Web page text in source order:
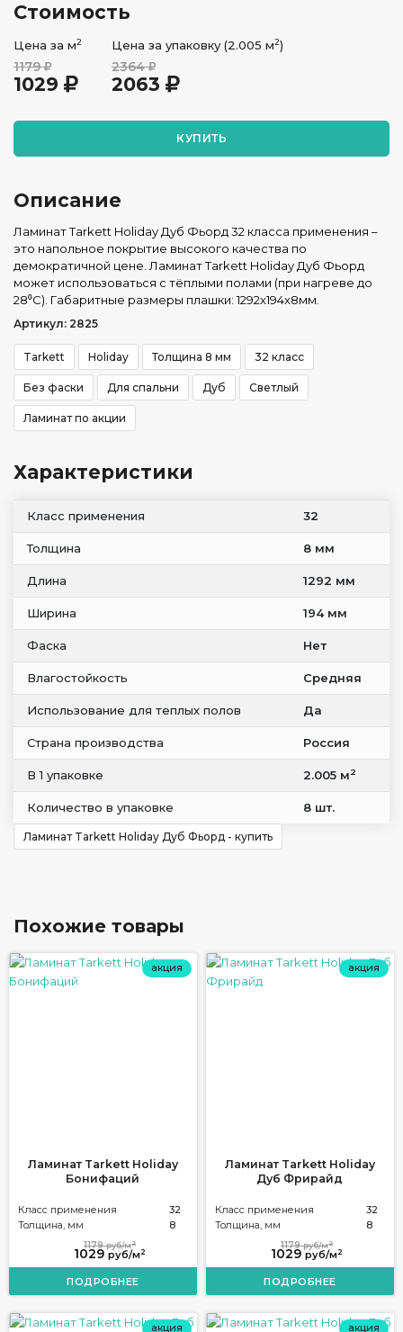
Стоимость
Цена за м2
1179
1029
Цена за упаковку (2.005 м2)
2364
2063
КУПИТЬ
Описание
Ламинат Tarkett Holiday Дуб Фьорд 32 класса применения –
это напольное покрытие высокого качества по
демократичной цене. Ламинат Tarkett Holiday Дуб Фьорд
может использоваться с тёплыми полами (при нагреве до
28⁰С). Габаритные размеры плашки: 1292x194x8мм.
Артикул: 2825
Tarkett Holiday Толщина 8 мм 32 класс
Без фаски Для спальни Дуб Светлый
Ламинат по акции
Характеристики
Класс применения 32
Толщина 8 мм
Длина 1292 мм
Ширина 194 мм
Фаска Нет
Влагостойкость Средняя
Использование для теплых полов Да
Страна производства Россия
В 1 упаковке 2.005 м2
Количество в упаковке 8 шт.
Ламинат Tarkett Holiday Дуб Фьорд - купить
Похожие товары
акция
Ламинат Tarkett Holiday
Бонифаций
Класс применения
32
Толщина, мм
8
1029руб/м 2
1179руб/м2
ПОДРОБНЕЕ
акция
Ламинат Tarkett Holiday
Дуб Фрирайд
Класс применения
32
Толщина, мм
8
1029руб/м 2
1179руб/м2
ПОДРОБНЕЕ
акция акция